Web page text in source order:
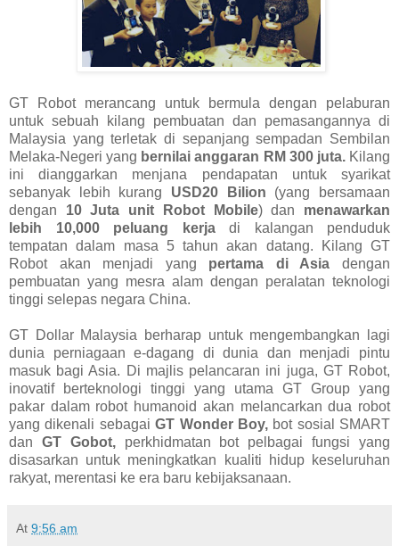
GT Robot merancang untuk bermula dengan pelaburan
untuk sebuah kilang pembuatan dan pemasangannya di
Malaysia yang terletak di sepanjang sempadan Sembilan
Melaka-Negeri yang bernilai anggaran RM 300 juta.Kilang
ini dianggarkan menjana pendapatan untuk syarikat
sebanyak lebih kurang USD20 Bilion (yang bersamaan
dengan 10 Juta unit Robot Mobile) dan menawarkan
lebih 10,000 peluang kerja di kalangan penduduk
tempatan dalam masa 5 tahun akan datang. Kilang GT
Robot akan menjadi yang pertama di Asiadengan
pembuatan yang mesra alam dengan peralatan teknologi
tinggi selepas negara China.
GT Dollar Malaysia berharap untuk mengembangkan lagi
dunia perniagaan e-dagang di dunia dan menjadi pintu
masuk bagi Asia. Di majlis pelancaran ini juga, GT Robot,
inovatif berteknologi tinggi yang utama GT Group yang
pakar dalam robot humanoid akan melancarkan dua robot
yang dikenali sebagaiGT Wonder Boy,bot sosial SMART
dan GT Gobot,perkhidmatan bot pelbagai fungsi yang
disasarkan untuk meningkatkan kualiti hidup keseluruhan
rakyat, merentasi ke era baru kebijaksanaan.
At 9:56 am